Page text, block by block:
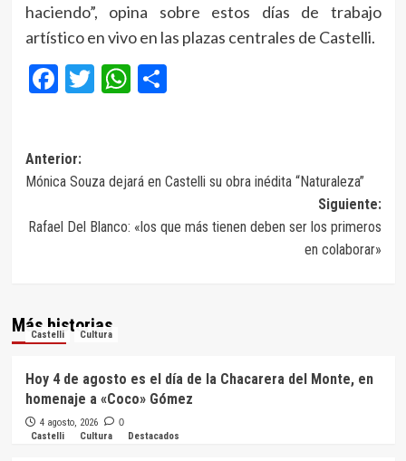
haciendo”, opina sobre estos días de trabajo
artístico en vivo en las plazas centrales de Castelli.
Facebook
Twitter
WhatsApp
Compartir
Navegación
de
entradas
Anterior:
Mónica Souza dejará en Castelli su obra inédita “Naturaleza”
Siguiente:
Rafael Del Blanco: «los que más tienen deben ser los primeros
en colaborar»
Más historias
Castelli Cultura
Hoy 4 de agosto es el día de la Chacarera del Monte, en
homenaje a «Coco» Gómez
4 agosto, 2026 0
Castelli Cultura Destacados